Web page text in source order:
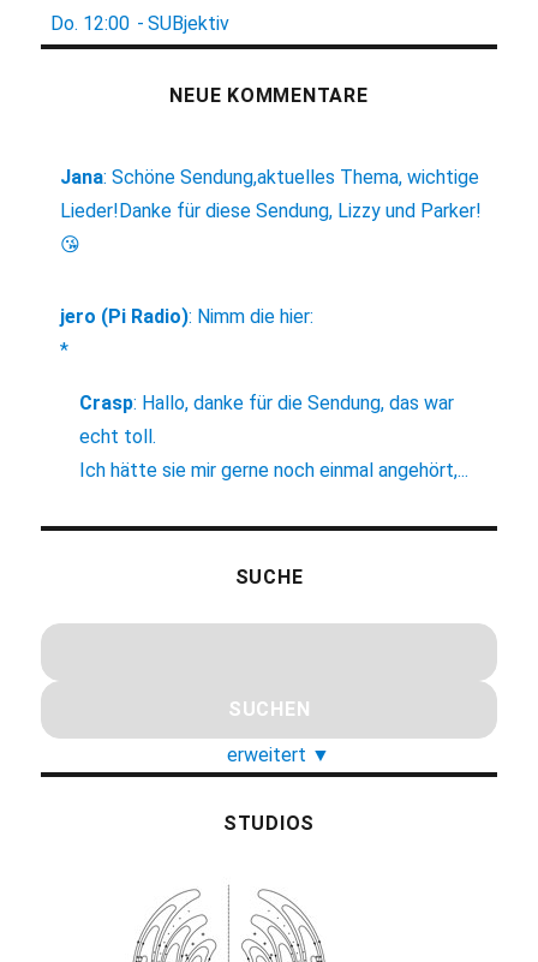
Do. 12:00 - SUBjektiv
NEUE KOMMENTARE
Jana:Schöne Sendung,aktuelles Thema, wichtige
Lieder!Danke für diese Sendung, Lizzy und Parker!
😘
jero (Pi Radio): Nimm die hier:
*
Crasp: Hallo, danke für die Sendung, das war
echt toll.
Ich hätte sie mir gerne noch einmal angehört,...
SUCHE
erweitert ▼
STUDIOS